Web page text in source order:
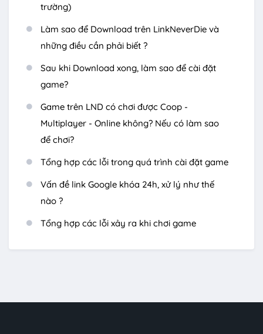
trường)
Làm sao để Download trên LinkNeverDie và
những điều cần phải biết ?
Sau khi Download xong, làm sao để cài đặt
game?
Game trên LND có chơi được Coop -
Multiplayer - Online không? Nếu có làm sao
để chơi?
Tổng hợp các lỗi trong quá trình cài đặt game
Vấn đề link Google khóa 24h, xử lý như thế
nào ?
Tổng hợp các lỗi xảy ra khi chơi game